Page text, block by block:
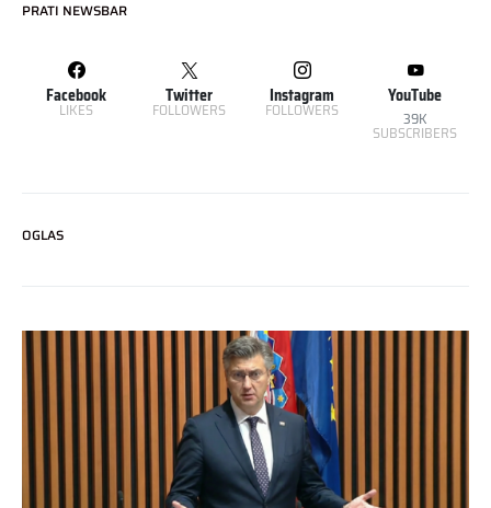
PRATI NEWSBAR
Facebook
LIKES
Twitter
FOLLOWERS
Instagram
FOLLOWERS
YouTube
39K
SUBSCRIBERS
OGLAS